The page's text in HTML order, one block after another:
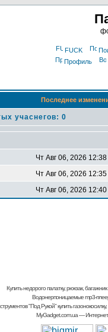
FUCK
Профиль
Последнее
учаснегов: 0
Чт Авг 06, 2026
Чт Авг 06, 2026
Чт Авг 06, 2026
Купить недорого палатку, рюкзак, багажник
Водонерпоницаемые mp3-
"Под Рукой"купить
MyGadget.com.ua—